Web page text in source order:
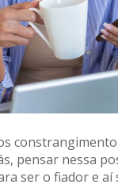
pensar nessa
ser o fiador e